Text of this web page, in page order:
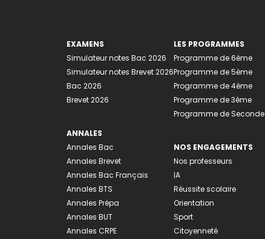
EXAMENS
Simulateur notes Bac 2026
Simulateur notes Brevet 2026
Bac 2026
Brevet 2026
ANNALES
Annales Bac
Annales Brevet
Annales Bac Français
Annales BTS
Annales Prépa
Annales BUT
Annales CRPE
LES PROGRAMMES
Programme de 6ème
Programme de 5ème
Programme de 4ème
Programme de 3ème
Programme de Seconde
NOS ENGAGEMENTS
Nos professeurs
IA
Réussite scolaire
Orientation
Sport
Citoyenneté